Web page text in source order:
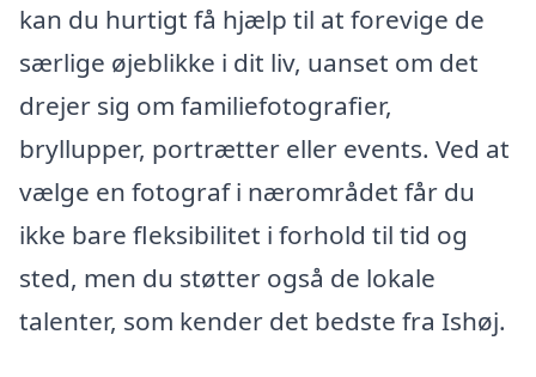
kan du hurtigt få hjælp til at forevige de
særlige øjeblikke i dit liv, uanset om det
drejer sig om familiefotografier,
bryllupper, portrætter eller events. Ved at
vælge en fotograf i nærområdet får du
ikke bare fleksibilitet i forhold til tid og
sted, men du støtter også de lokale
talenter, som kender det bedste fra Ishøj.